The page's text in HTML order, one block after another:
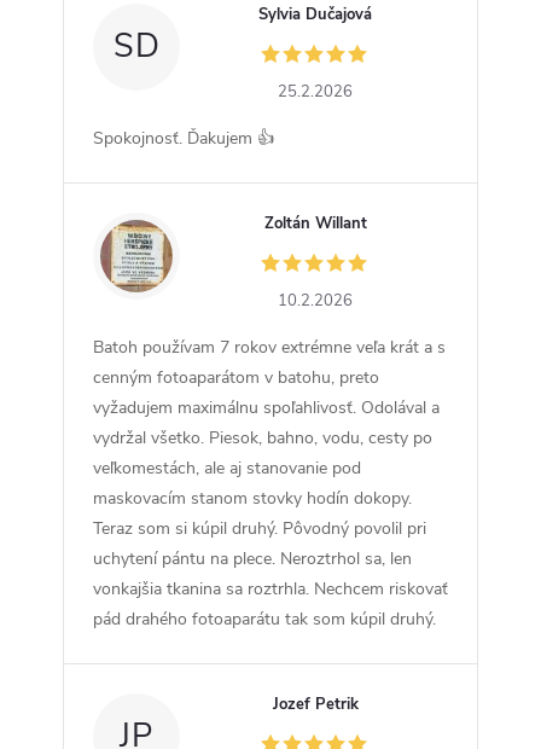
SD
Sylvia Dučajová
25.2.2026
Spokojnosť. Ďakujem 👍
ZW
Zoltán Willant
10.2.2026
Batoh používam 7 rokov extrémne veľa krát a s
cenným fotoaparátom v batohu, preto
vyžadujem maximálnu spoľahlivosť. Odolával a
vydržal všetko. Piesok, bahno, vodu, cesty po
veľkomestách, ale aj stanovanie pod
maskovacím stanom stovky hodín dokopy.
Teraz som si kúpil druhý. Pôvodný povolil pri
uchytení pántu na plece. Neroztrhol sa, len
vonkajšia tkanina sa roztrhla. Nechcem riskovať
pád drahého fotoaparátu tak som kúpil druhý.
JP
Jozef Petrik